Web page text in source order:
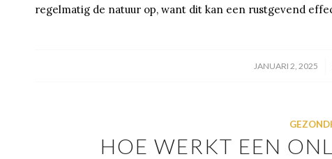
regelmatig de natuur op, want dit kan een rustgevend
JANUARI 2, 2025
/
HOE WERKT EEN